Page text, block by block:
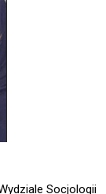
Socjologii